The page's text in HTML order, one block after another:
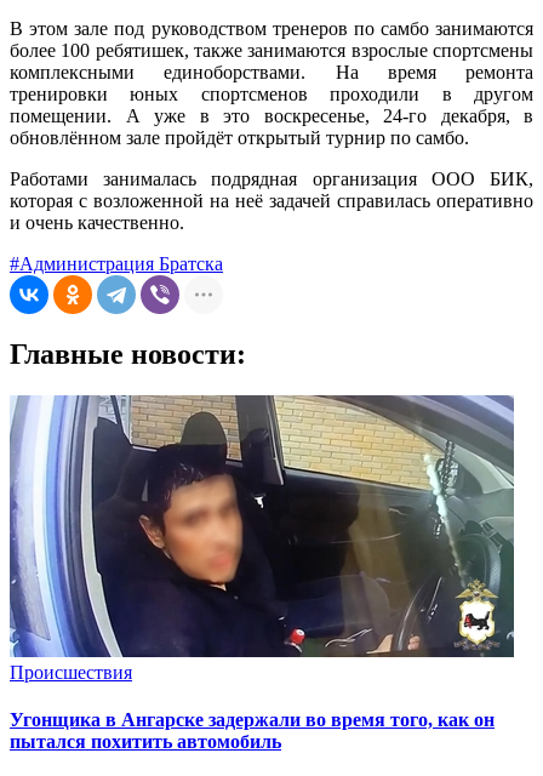
В этом зале под руководством тренеров по самбо занимаются
более 100 ребятишек, также занимаются взрослые спортсмены
комплексными единоборствами. На время ремонта
тренировки юных спортсменов проходили в другом
помещении. А уже в это воскресенье, 24-го декабря, в
обновлённом зале пройдёт открытый турнир по самбо.
Работами занималась подрядная организация ООО БИК,
которая с возложенной на неё задачей справилась оперативно
и очень качественно.
#Администрация Братска
Главные новости:
Происшествия
Угонщика в Ангарске задержали во время того, как он
пытался похитить автомобиль